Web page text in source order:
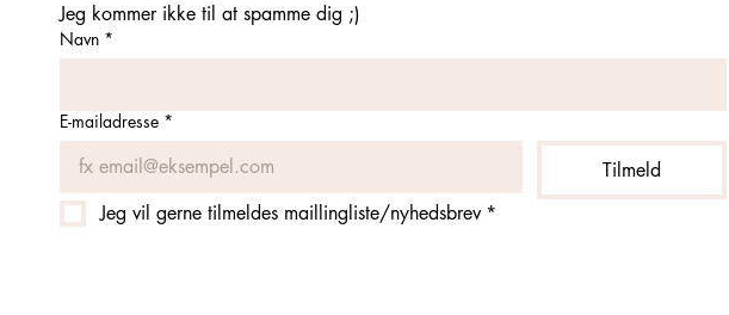
Jeg kommer ikke til at spamme dig ;)
Navn *
E-mailadresse *
Tilmeld
Jeg vil gerne tilmeldes maillingliste/nyhedsbrev *